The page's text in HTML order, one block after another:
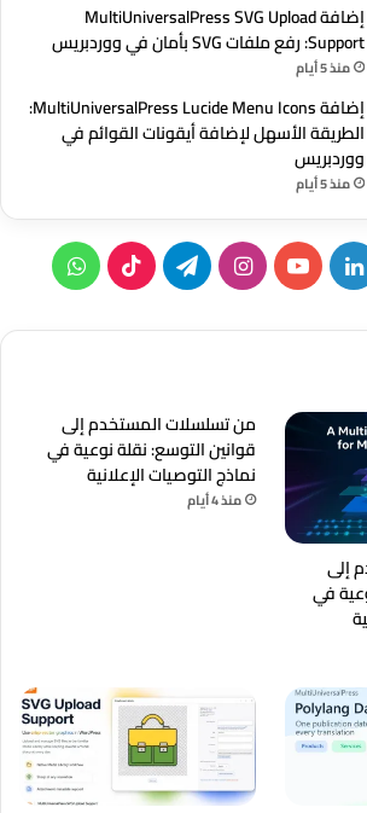
إضافة MultiUniversalPress SVG Upload
Support: رفع ملفات SVG بأمان في ووردبريس
منذ 5 أيام
إضافة MultiUniversalPress Lucide Menu Icons:
الطريقة الأسهل لإضافة أيقونات القوائم في
ووردبريس
منذ 5 أيام
لينكدإن‫YouTubeانستقرامتيلقرام‫TikTok
إلى
في
من تسلسلات المستخدم إلى
قوانين التوسع: نقلة نوعية في
نماذج التوصيات الإعلانية
منذ 4 أيام